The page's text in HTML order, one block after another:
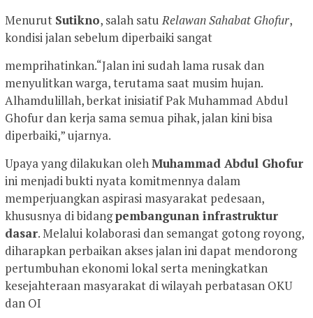
Menurut Sutikno, salah satuRelawan Sahabat Ghofur,
kondisi jalan sebelum diperbaiki sangat
memprihatinkan.“Jalan ini sudah lama rusak dan
menyulitkan warga, terutama saat musim hujan.
Alhamdulillah, berkat inisiatif Pak Muhammad Abdul
Ghofur dan kerja sama semua pihak, jalan kini bisa
diperbaiki,” ujarnya.
Upaya yang dilakukan olehMuhammad Abdul Ghofur
ini menjadi bukti nyata komitmennya dalam
memperjuangkan aspirasi masyarakat pedesaan,
khususnya di bidangpembangunan infrastruktur
dasar. Melalui kolaborasi dan semangat gotong royong,
diharapkan perbaikan akses jalan ini dapat mendorong
pertumbuhan ekonomi lokal serta meningkatkan
kesejahteraan masyarakat di wilayah perbatasan OKU
dan OI